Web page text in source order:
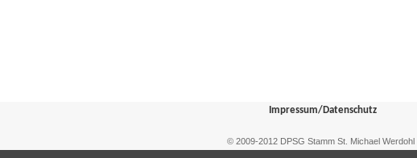
Impressum/Datenschutz
© 2009-2012 DPSG Stamm St. Michael Werdohl